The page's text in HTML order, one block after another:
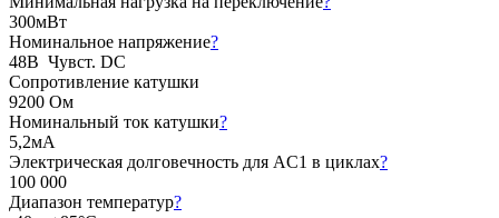
300мВт
Номинальное напряжение?
48В Чувст. DC
Сопротивление катушки
9200 Ом
Номинальный ток катушки?
5,2мА
Электрическая долговечность для AC1 в циклах?
100 000
Диапазон температур?